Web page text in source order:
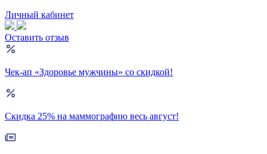
Личный кабинет
Оставить отзыв
Чек-ап «Здоровье мужчины» со скидкой!
Скидка 25% на маммографию весь август!